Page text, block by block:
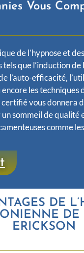
Vous
de l’hypnose et
que l’induction
l’auto-efficacité,
les techniques
vous donnera
sommeil de qualité
comme
DE
DE
ERICKSON